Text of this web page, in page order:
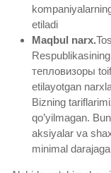
etiladi
Maqbul narx.
тепловизоры
etilayotgan
Bizning
qo’yilmagan.
aksiyalar va
minimal